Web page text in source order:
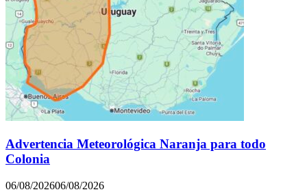
Advertencia Meteorológica Naranja para todo
Colonia
06/08/202606/08/2026